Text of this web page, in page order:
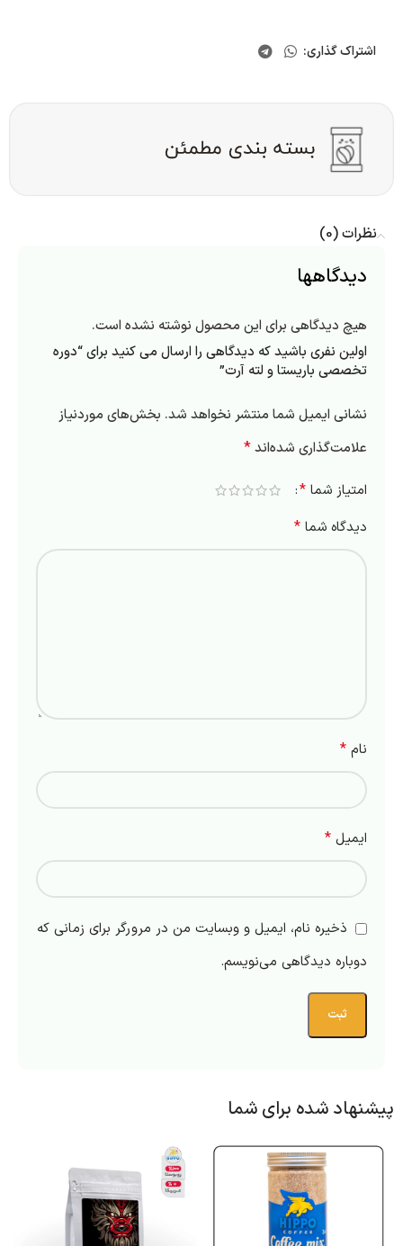
اشتراک گذاری:
نظرات (0)
دیدگاهها
هیچ دیدگاهی برای این محصول نوشته نشده است.
اولین نفری باشید که دیدگاهی را ارسال می کنید برای “دوره
تخصصی باریستا و لته آرت”
نشانی ایمیل شما منتشر نخواهد شد. بخش‌های موردنیاز
علامت‌گذاری شده‌اند*
امتیاز شما *
دیدگاه شما *
نام *
ایمیل *
ذخیره نام، ایمیل و وبسایت من در مرورگر برای زمانی که
دوباره دیدگاهی می‌نویسم.
پیشنهاد شده برای شما